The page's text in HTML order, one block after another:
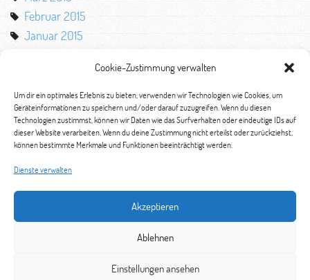
Cookie-Zustimmung verwalten
Um dir ein optimales Erlebnis zu bieten, verwenden wir Technologien wie Cookies, um
Geräteinformationen zu speichern und/oder darauf zuzugreifen. Wenn du diesen
Technologien zustimmst, können wir Daten wie das Surfverhalten oder eindeutige IDs auf
dieser Website verarbeiten. Wenn du deine Zustimmung nicht erteilst oder zurückziehst,
können bestimmte Merkmale und Funktionen beeinträchtigt werden.
Dienste verwalten
Akzeptieren
Ablehnen
Einstellungen ansehen
Februar 2015
Januar 2015
Mai 2014
März 2014
Februar 2014
Januar 2014
November 2013
Oktober 2013